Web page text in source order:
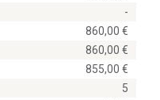
-
860,00
860,00
855,00
5